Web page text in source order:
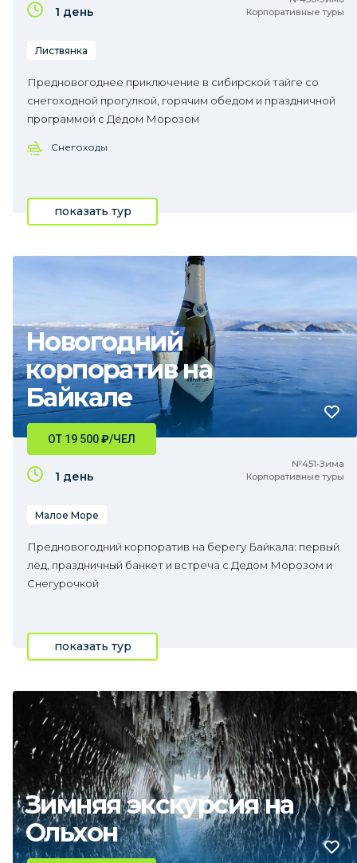
Корпоративные туры
1 день
Листвянка
Предновогоднее приключение в сибирской тайге со
снегоходной прогулкой, горячим обедом и праздничной
программой с Дедом Морозом
Снегоходы
показать тур
Новогодний
корпоратив на
Байкале
№451•Зима
Корпоративные туры
ОТ 19 500₽/ЧЕЛ
1 день
Малое Море
Предновогодний корпоратив на берегу Байкала: первый
лёд, праздничный банкет и встреча с Дедом Морозом и
Снегурочкой
показать тур
Зимняя экскурсия на
Ольхон